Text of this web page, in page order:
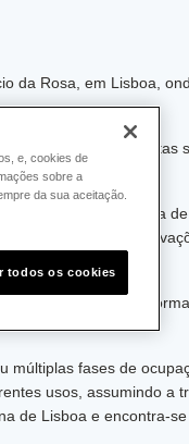
da Rosa, em Lisboa,
à luz novas descobertas
numa antiga zona
importância das
recuperação da
múltiplas fases de
usos, assumindo a
de Lisboa e encontra-
e, cookies de
sobre a
da sua aceitação.
todos os cookies